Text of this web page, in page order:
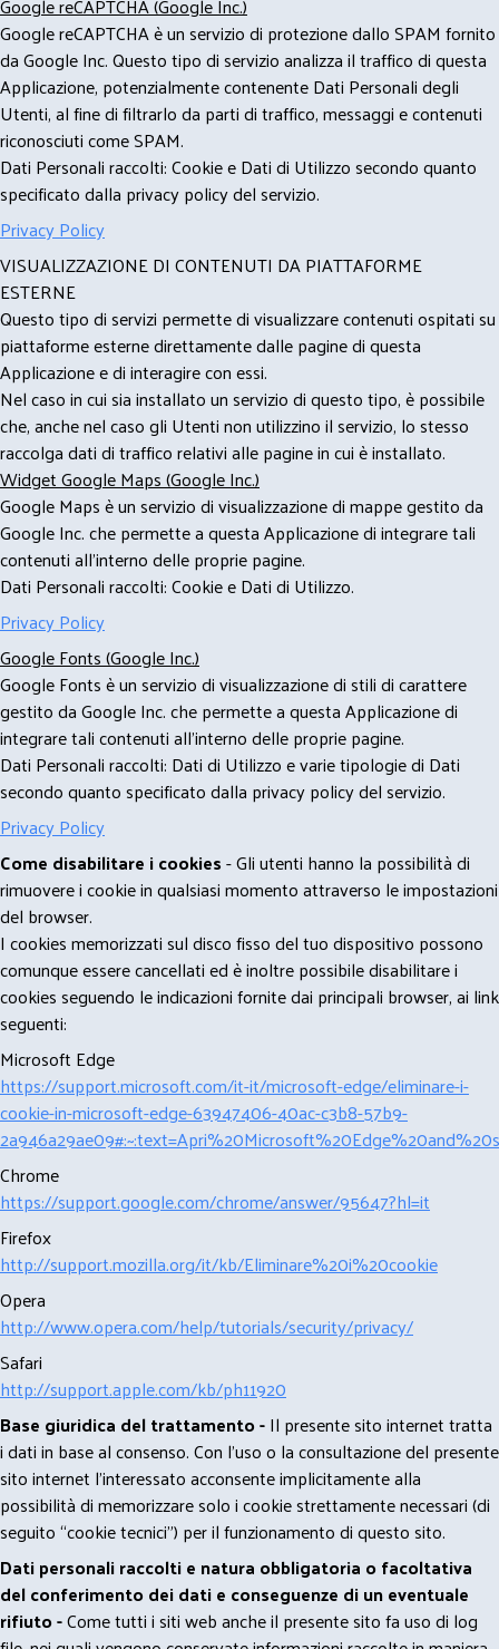
Google reCAPTCHA è un servizio di protezione dallo SPAM fornito
da Google Inc. Questo tipo di servizio analizza il traffico di questa
Applicazione, potenzialmente contenente Dati Personali degli
Utenti, al fine di filtrarlo da parti di traffico, messaggi e contenuti
riconosciuti come SPAM.
Dati Personali raccolti: Cookie e Dati di Utilizzo secondo quanto
specificato dalla privacy policy del servizio.
Privacy Policy
VISUALIZZAZIONE DI CONTENUTI DA PIATTAFORME
ESTERNE
Questo tipo di servizi permette di visualizzare contenuti ospitati su
piattaforme esterne direttamente dalle pagine di questa
Applicazione e di interagire con essi.
Nel caso in cui sia installato un servizio di questo tipo, è possibile
che, anche nel caso gli Utenti non utilizzino il servizio, lo stesso
raccolga dati di traffico relativi alle pagine in cui è installato.
Widget Google Maps (Google Inc.)
Google Maps è un servizio di visualizzazione di mappe gestito da
Google Inc. che permette a questa Applicazione di integrare tali
contenuti all'interno delle proprie pagine.
Dati Personali raccolti: Cookie e Dati di Utilizzo.
Privacy Policy
Google Fonts (Google Inc.)
Google Fonts è un servizio di visualizzazione di stili di carattere
gestito da Google Inc. che permette a questa Applicazione di
integrare tali contenuti all'interno delle proprie pagine.
Dati Personali raccolti: Dati di Utilizzo e varie tipologie di Dati
secondo quanto specificato dalla privacy policy del servizio.
Privacy Policy
Come disabilitare i cookies- Gli utenti hanno la possibilità di
rimuovere i cookie in qualsiasi momento attraverso le impostazioni
del browser.
I cookies memorizzati sul disco fisso del tuo dispositivo possono
comunque essere cancellati ed è inoltre possibile disabilitare i
cookies seguendo le indicazioni fornite dai principali browser, ai link
seguenti:
Microsoft Edge
https://support.microsoft.com/it-it/microsoft-edge/eliminare-i-
cookie-in-microsoft-edge-63947406-40ac-c3b8-57b9-
Chrome
https://support.google.com/chrome/answer/95647?hl=it
Firefox
http://support.mozilla.org/it/kb/Eliminare%20i%20cookie
Opera
http://www.opera.com/help/tutorials/security/privacy/
Safari
http://support.apple.com/kb/ph11920
Base giuridica del trattamento -Il presente sito internet tratta
i dati in base al consenso. Con l'uso o la consultazione del presente
sito internet l’interessato acconsente implicitamente alla
possibilità di memorizzare solo i cookie strettamente necessari (di
seguito “cookie tecnici”) per il funzionamento di questo sito.
Dati personali raccolti e natura obbligatoria o facoltativa
del conferimento dei dati e conseguenze di un eventuale
rifiuto -Come tutti i siti web anche il presente sito fa uso di log